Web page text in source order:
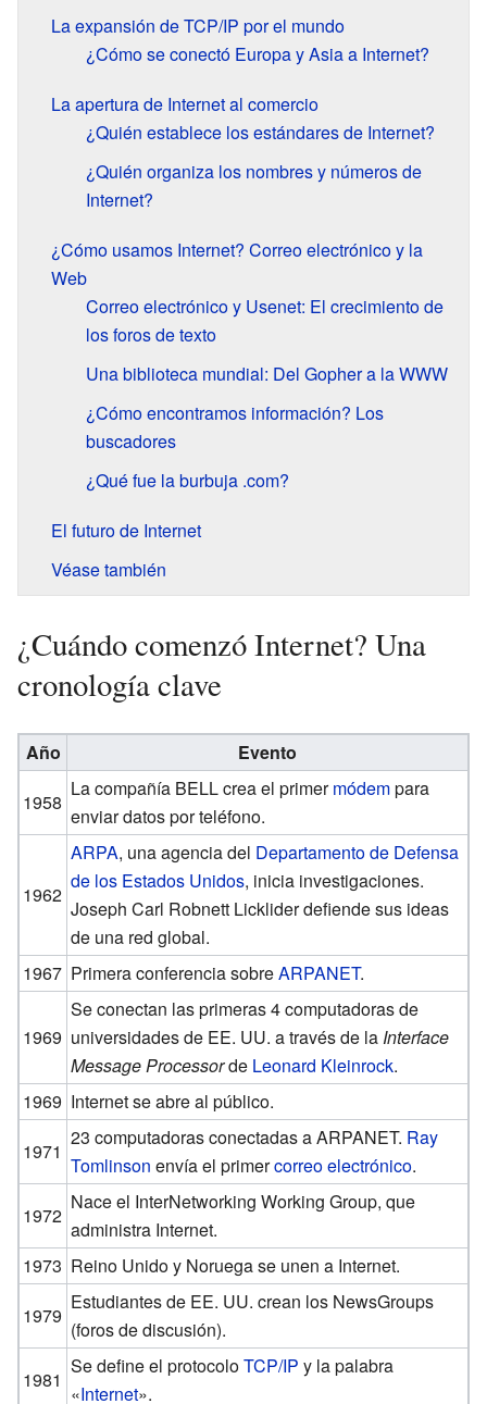
La expansión de TCP/IP por el mundo
¿Cómo se conectó Europa y Asia a Internet?
La apertura de Internet al comercio
¿Quién establece los estándares de Internet?
¿Quién organiza los nombres y números de
Internet?
¿Cómo usamos Internet? Correo electrónico y la
Web
Correo electrónico y Usenet: El crecimiento de
los foros de texto
Una biblioteca mundial: Del Gopher a la WWW
¿Cómo encontramos información? Los
buscadores
¿Qué fue la burbuja .com?
El futuro de Internet
Véase también
¿Cuándo comenzó Internet? Una
cronología clave
Año
Evento
1958
La compañía BELL crea el primermódempara
enviar datos por teléfono.
1962
ARPA, una agencia del Departamento de Defensa
de los Estados Unidos, inicia investigaciones.
Joseph Carl Robnett Licklider defiende sus ideas
de una red global.
1967 Primera conferencia sobreARPANET.
1969
Se conectan las primeras 4 computadoras de
universidades de EE. UU. a través de la Interface
Message Processorde Leonard Kleinrock.
1969 Internet se abre al público.
1971
23 computadoras conectadas a ARPANET. Ray
Tomlinson envía el primercorreo electrónico.
1972
Nace el InterNetworking Working Group, que
administra Internet.
1973 Reino Unido y Noruega se unen a Internet.
1979
Estudiantes de EE. UU. crean los NewsGroups
(foros de discusión).
1981
Se define el protocoloTCP/IP y la palabra
«Internet».